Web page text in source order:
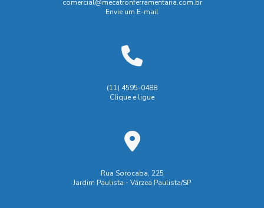
comercial@mecatronferramentaria.com.br
Envie um E-mail
(11) 4595-0488
Clique e ligue
Rua Sorocaba, 225
Jardim Paulista - Várzea Paulista/SP